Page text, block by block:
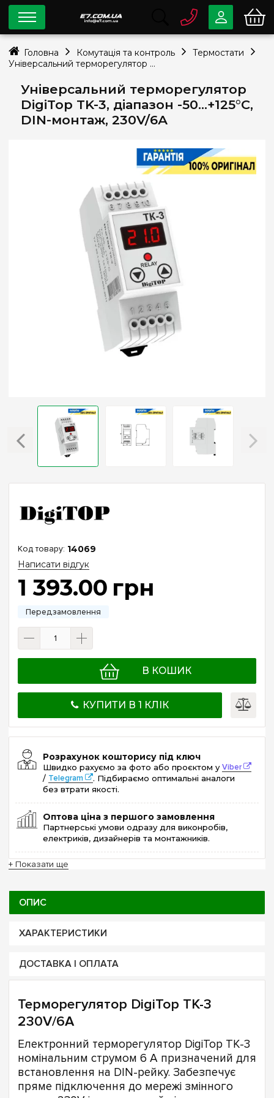
Універсальний терморегулятор
DigiTop TK-3, діапазон -50…+125°С,
DIN-монтаж, 230V/6А
14069
Написати відгук
1 393.00 грн
В КОШИК
КУПИТИ В 1 КЛІК
Розрахунок кошторису під ключ
Швидко рахуємо за фото або проєктом уViber
/ Telegram
. Підбираємо оптимальні аналоги
без втрати якості.
Оптова ціна з першого замовлення
Партнерські умови одразу для виконробів,
електриків, дизайнерів та монтажників.
+ Показати ще
ОПИС
ХАРАКТЕРИСТИКИ
ДОСТАВКА І ОПЛАТА
Терморегулятор DigiTop TK-3
230V/6А
Електронний терморегулятор DigiTop TK-3
номінальним струмом 6 А призначений для
встановлення на DIN-рейку. Забезпечує
пряме підключення до мережі змінного
0 80033-63-07
Безкоштовно
info@e7.com.ua
044334-79-78
Viber Telegram
Головна Комутація та контроль
Термостати
Універсальний терморегулятор DigiTop TK-3, діапазон -50…+125°С, DIN-монтаж, 230V/6А